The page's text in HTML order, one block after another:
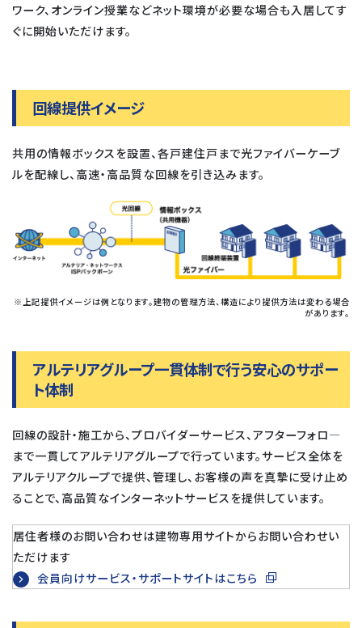
ワーク、オンライン授業などネット環境が必要な場合も入居してす
ぐに開始いただけます。
回線提供イメージ
共用の情報ボックスを設置、各戸建住戸まで光ファイバーケーブ
ルを配線し、高速・高品質な回線を引き込みます。
※上記提供イメージは例となります。建物の管理方法、構造により提供方法は変わる場合
があります。
アルテリアグループ一貫体制で行う安心のサポー
ト体制
回線の設計・施工から、プロバイダーサービス、アフターフォロ―
まで一貫してアルテリアグループで行っています。サービス全体を
アルテリアクループで提供、管理し、お客様の声を真摯に受け止め
ることで、高品質なインターネットサービスを提供しています。
居住者様のお問い合わせは建物専用サイトからお問い合わせい
ただけます
会員向けサービス・サポートサイトはこちら